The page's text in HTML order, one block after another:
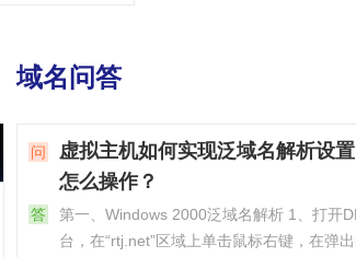
域名问答
问
虚拟主机如何实现泛域名解析设
怎么操作？
答
第一、Windows 2000泛域名解析 1、打开DNS控制
台，在“rtj.net”区域上单击鼠标右键，在弹